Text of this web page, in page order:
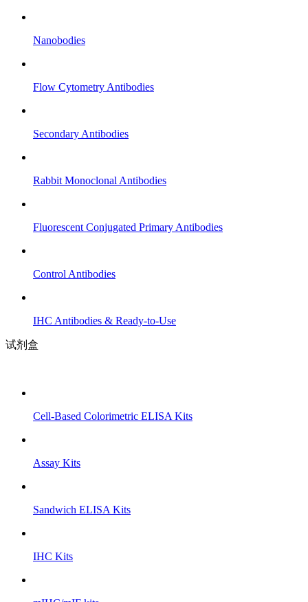
Nanobodies
Flow Cytometry Antibodies
Secondary Antibodies
Rabbit Monoclonal Antibodies
Fluorescent Conjugated Primary Antibodies
Control Antibodies
IHC Antibodies & Ready-to-Use
试剂盒
Cell-Based Colorimetric ELISA Kits
Assay Kits
Sandwich ELISA Kits
IHC Kits